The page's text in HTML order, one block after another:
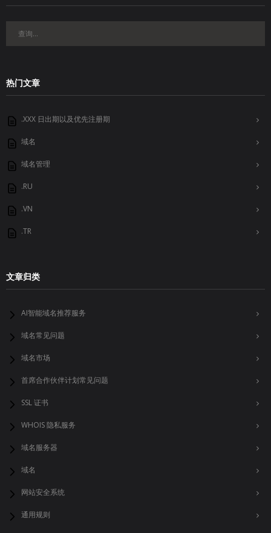
热门文章
.XXX 日出期以及优先注册期
域名
域名管理
.RU
.VN
.TR
文章归类
AI智能域名推荐服务
域名常见问题
域名市场
首席合作伙伴计划常见问题
SSL 证书
WHOIS 隐私服务
域名服务器
域名
网站安全系统
通用规则